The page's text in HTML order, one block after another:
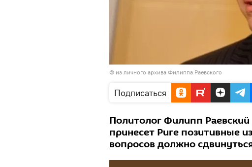
© из личного архива Филиппа Раевского
Подписаться
Политолог Филипп
принесет Риге позитивные
вопросов должно